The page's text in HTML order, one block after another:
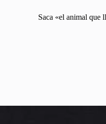
Saca «el animal que